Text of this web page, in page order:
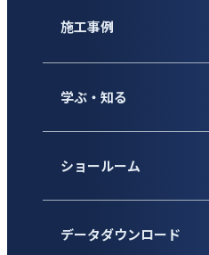
施工事例
学ぶ・知る
ショールーム
データダウンロード